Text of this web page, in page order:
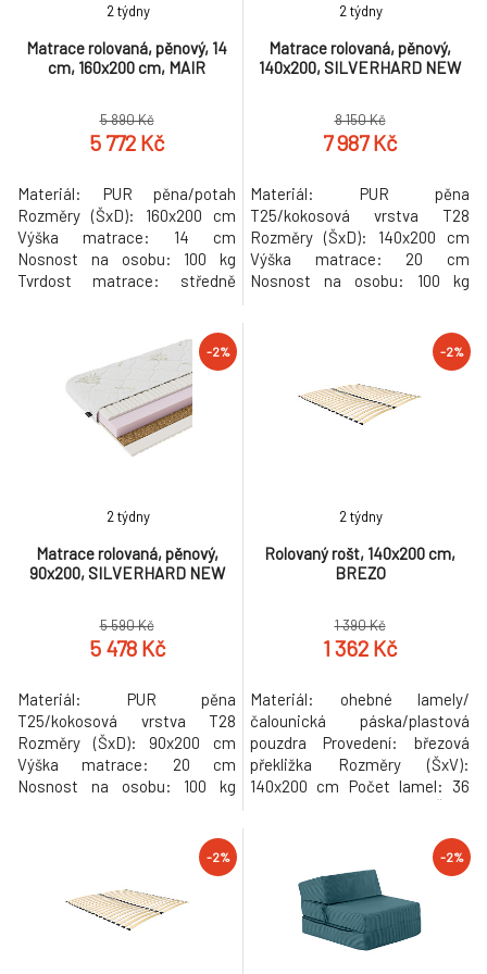
NEW
9 006 Kč
Matrace, pěnový, 80x195, VALERI
Matrace rolovaná, pěnový, 14
cm, 160x200 cm, MAIR
2 týdny
5 890 Kč
5 772 Kč
Materiál: PUR pěna/potah
Rozměry (ŠxD): 160x200 cm
Výška matrace: 14 cm
Nosnost na osobu: 100 kg
Tvrdost matrace: středně
STANDARD Prošívaný potah
Potah OVATA z mikrovlákna 7-
zónová profilace Se zipem po
celém obvodu Snímatelný
Pratelný při teplotě do 40 °C
Antibakteriální Antialergický
Matrace rolovaná, pěnový,
140x200, SILVERHARD NEW
2 týdny
8 150 Kč
7 987 Kč
Materiál: PUR pěna
T25/kokosová vrstva T28
Rozměry (ŠxD): 140x200 cm
Výška matrace: 20 cm
Nosnost na osobu: 100 kg
matrace H4 Potah z výtažků
Aloe Vera Potah s certifikátem
OEKO-TEX STANDARD
Prošívaný potah Se zipem po
-2%
Matrace rolovaná, pěnový,
90x200, SILVERHARD NEW
2 týdny
5 590 Kč
5 478 Kč
Materiál: PUR pěna
T25/kokosová vrstva T28
Rozměry (ŠxD): 90x200 cm
Výška matrace: 20 cm
Nosnost na osobu: 100 kg
matrace H4 Potah z výtažků
Aloe Vera Potah s certifikátem
OEKO-TEX STANDARD
Prošívaný potah Se zipem po
-2%
Rolovaný rošt, 140x200 cm,
BREZO
2 týdny
1 390 Kč
1 362 Kč
Materiál: ohebné lamely/
čalounická páska/plastová
pouzdra Provedení: březová
překližka Rozměry (ŠxV):
140x200 cm Počet lamel: 36
lamelami: 5,5 cm Nosnost: 150
kg/osoba Vhodný pro všechny
typy matrací Bezrámová
konstrukce Vhodný do postelí s
bočními lištami pro připevnění
-2% -2%